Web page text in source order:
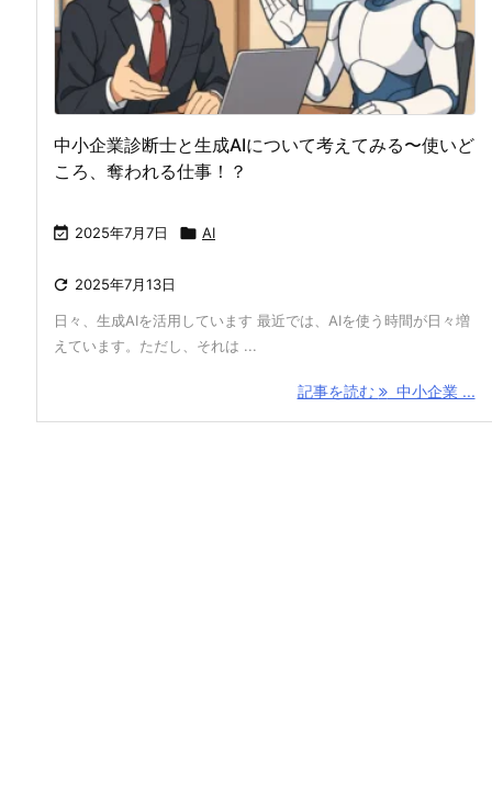
中小企業診断士と生成AIについて考えてみる〜使いど
ころ、奪われる仕事！？
 2025年7月7日  AI
 2025年7月13日
日々、生成AIを活用しています 最近では、AIを使う時間が日々増
えています。ただし、それは ...
記事を読む 中小企業 ...